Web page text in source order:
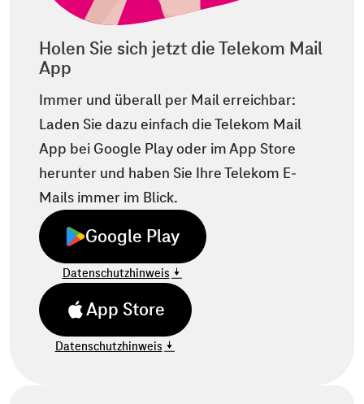
Holen Sie sich jetzt die Telekom Mail
App
Immer und überall per Mail erreichbar:
Laden Sie dazu einfach die Telekom Mail
App bei Google Play oder im App Store
herunter und haben Sie Ihre Telekom E-
Mails immer im Blick.
Google Play
Datenschutzhinweis
App Store
Datenschutzhinweis